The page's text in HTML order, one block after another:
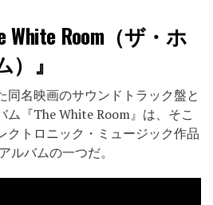
White Room（ザ・ホ
』
同名映画のサウンドトラック盤と
ム『The White Room』は、そこ
クトロニック・ミュージック作品
ルバムの一つだ。